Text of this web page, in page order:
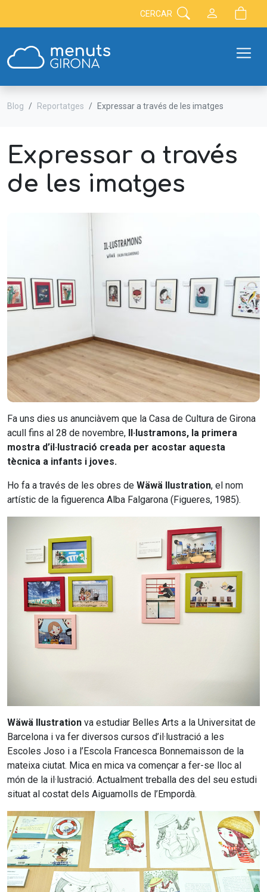
CERCAR
Blog Reportatges Expressar a través de les imatges
Expressar a través
de les imatges
Fa uns dies us anunciàvem que la Casa de Cultura de Girona
acull fins al 28 de novembre, Il·lustramons, la primera
mostra d’il·lustració creada per acostar aquesta
tècnica a infants i joves.
Ho fa a través de les obres de Wäwä Ilustration, el nom
artístic de la figuerenca Alba Falgarona (Figueres, 1985).
Wäwä Ilustration va estudiar Belles Arts a la Universitat de
Barcelona i va fer diversos cursos d’il·lustració a les
Escoles Joso i a l’Escola Francesca Bonnemaisson de la
mateixa ciutat. Mica en mica va començar a fer-se lloc al
món de la il·lustració. Actualment treballa des del seu estudi
situat al costat dels Aiguamolls de l’Empordà.